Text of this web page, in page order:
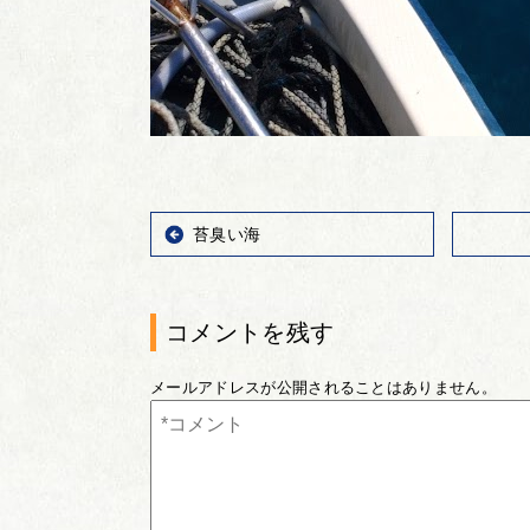
苔臭い海
コメントを残す
メールアドレスが公開されることはありません。